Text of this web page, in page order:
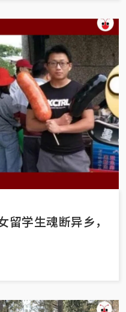
学生魂断异乡，